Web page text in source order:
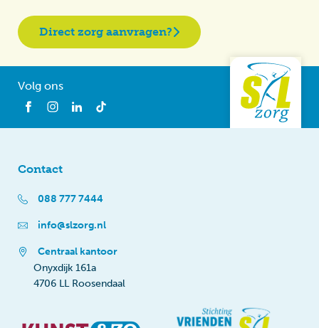
Direct zorg aanvragen?
Volg ons
Contact
088 777 7444
info@slzorg.nl
Centraal kantoor
Onyxdijk 161a
4706 LL Roosendaal